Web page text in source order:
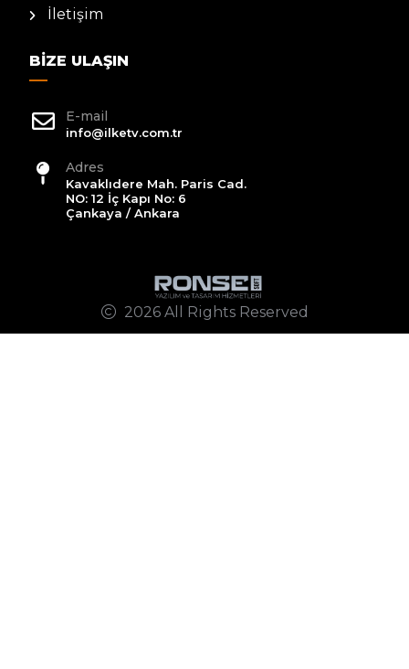
İletişim
BIZE ULAŞIN
E-mail
info@ilketv.com.tr
Adres
Kavaklıdere Mah. Paris Cad.
NO: 12 İç Kapı No: 6
Çankaya / Ankara
2026 All Rights Reserved